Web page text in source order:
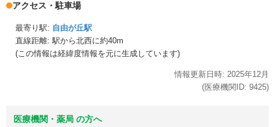
アクセス・駐車場
最寄り駅: 自由が丘駅
直線距離: 駅から北西に約40m
(この情報は経緯度情報を元に生成しています)
情報更新日時: 2025年12月
(医療機関ID: 9425)
医療機関・薬局 の方へ